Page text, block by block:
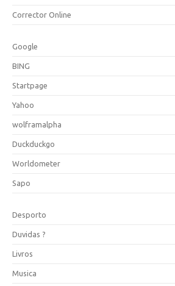
Corrector Online
Google
BING
Startpage
Yahoo
wolframalpha
Duckduckgo
Worldometer
Sapo
Desporto
Duvidas ?
Livros
Musica